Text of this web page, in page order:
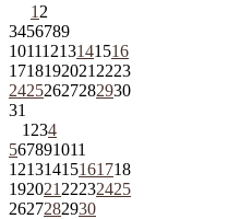
1 2
3456789
10111213141516
1718192021 2223
24252627282930
31
1 234
567891011
12131415161718
192021 22232425
2627282930